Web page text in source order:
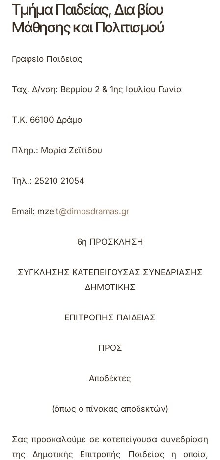
Τμήμα Παιδείας, Δια βίου
Μάθησης και Πολιτισμού
Γραφείο Παιδείας
Ταχ. Δ/νση: Βερμίου 2 & 1ης Ιουλίου Γωνία
Τ.Κ. 66100 Δράμα
Πληρ.: Μαρία Ζεϊτίδου
Τηλ.: 25210 21054
Email: mzeit@dimosdramas.gr
6η ΠΡΟΣΚΛΗΣΗ
ΣΥΓΚΛΗΣΗΣ ΚΑΤΕΠΕΙΓΟΥΣΑΣ ΣΥΝΕΔΡΙΑΣΗΣ
ΔΗΜΟΤΙΚΗΣ
ΕΠΙΤΡΟΠΗΣ ΠΑΙΔΕΙΑΣ
ΠΡΟΣ
Αποδέκτες
(όπως ο πίνακας αποδεκτών)
Σας προσκαλούμε σε κατεπείγουσα συνεδρίαση
της Δημοτικής Επιτροπής Παιδείας η οποία,